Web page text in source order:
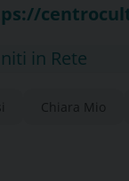
Chiara Mio